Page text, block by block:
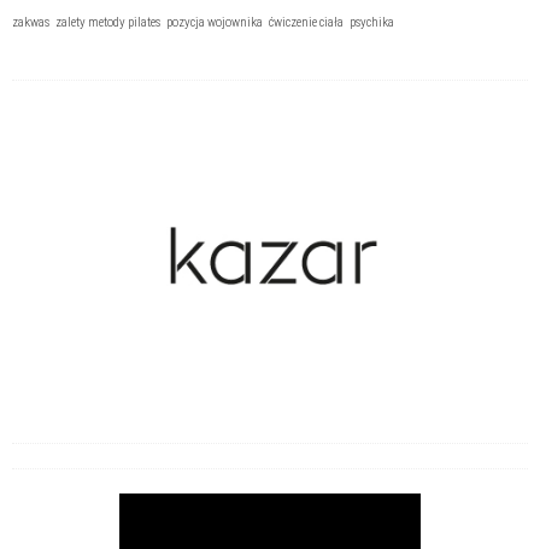
zakwas zalety metody pilates pozycja wojownika ćwiczenie ciała psychika